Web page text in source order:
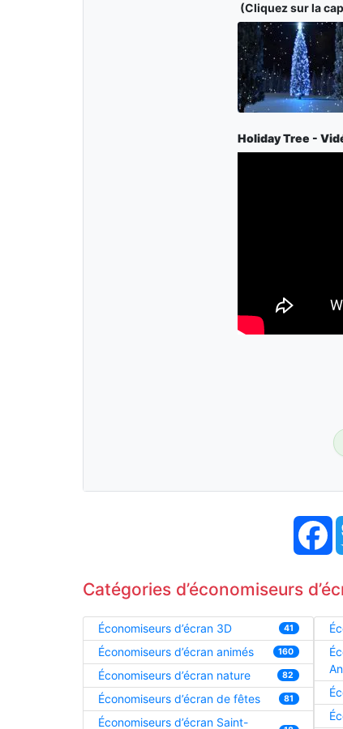
(Cliquez sur la
Holiday Tree -
Catégories d’économiseurs
Économiseurs d’écran 3D 41
Économiseurs d’écran animés 160
Économiseurs d’écran nature 82
Économiseurs d’écran de fêtes 81
Économiseurs d’écran Saint-
An